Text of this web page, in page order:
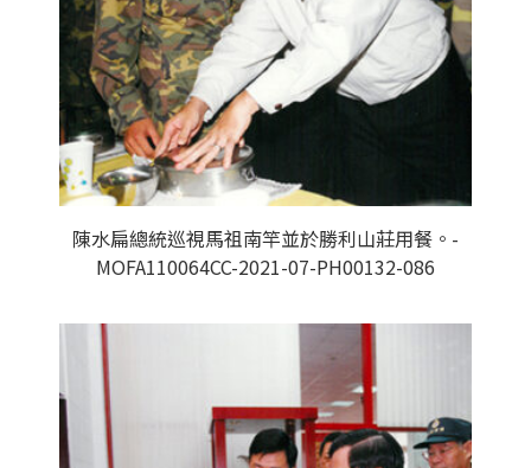
陳水扁總統巡視馬祖南竿並於勝利山莊用餐。-
MOFA110064CC-2021-07-PH00132-086